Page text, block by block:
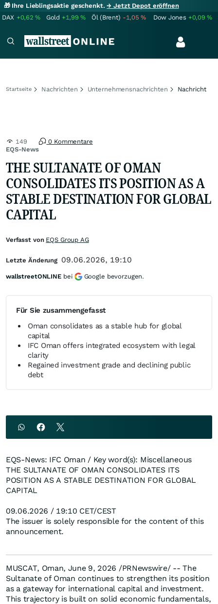
🎁 Ihre Lieblingsaktie geschenkt.→ Jetzt Depot eröffnen
DAX +0,62% Gold +1,99% Öl (Brent) -1,05% Dow Jones +0,09%
Startseite Nachrichten Unternehmensnachrichten Nachricht
EQS-News
149 0 Kommentare
THE SULTANATE OF OMAN
CONSOLIDATES ITS POSITION AS A
STABLE DESTINATION FOR GLOBAL
CAPITAL
Für Sie zusammengefasst
Oman consolidates as a stable hub for global
capital
IFC Oman offers integrated ecosystem with legal
clarity
Regained investment grade and declining public
debt
EQS-News: IFC Oman / Key word(s): Miscellaneous
THE SULTANATE OF OMAN CONSOLIDATES ITS
POSITION AS A STABLE DESTINATION FOR GLOBAL
CAPITAL
09.06.2026 / 19:10 CET/CEST
The issuer is solely responsible for the content of this
announcement.
MUSCAT, Oman, June 9, 2026 /PRNewswire/ -- The
Sultanate of Oman continues to strengthen its position
as a gateway for international capital and investment.
This trajectory is built on solid economic fundamentals,
Verfasst von EQS Group AG
Letzte Änderung 09.06.2026, 19:10
wallstreetONLINE bei Google bevorzugen.